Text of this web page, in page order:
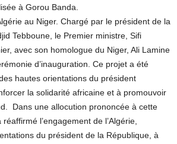
à Gorou Banda.
au Niger. Chargé par le président de la
Tebboune, le Premier ministre, Sifi
avec son homologue du Niger, Ali Lamine
d’inauguration. Ce projet a été
hautes orientations du président
la solidarité africaine et à promouvoir
Dans une allocution prononcée à cette
l’engagement de l’Algérie,
du président de la République, à